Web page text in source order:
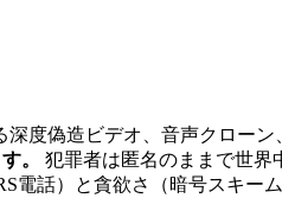
度偽造ビデオ、音声クロー
。
犯罪者は匿名のままで世界
電話）と貪欲さ（暗号スキー